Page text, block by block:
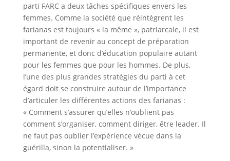
parti FARC a deux tâches spécifiques envers les
femmes. Comme la société que réintègrent les
farianas est toujours « la même », patriarcale, il est
important de revenir au concept de préparation
permanente, et donc d’éducation populaire autant
pour les femmes que pour les hommes. De plus,
l’une des plus grandes stratégies du parti à cet
égard doit se construire autour de l’importance
d’articuler les différentes actions des farianas :
« Comment s’assurer qu’elles n’oublient pas
comment s’organiser, comment diriger, être leader. Il
ne faut pas oublier l’expérience vécue dans la
guérilla, sinon la potentialiser. »